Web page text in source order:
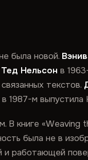
была новой.
Тед Нельсон в
текстов.
1987-м
книге «Weaving
была не в
и работающей